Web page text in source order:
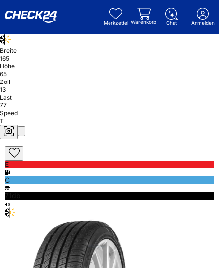
Merkzettel Warenkorb Chat Anmelden
Breite
165
Höhe
65
Zoll
13
Last
77
Speed
T
E
C
71db